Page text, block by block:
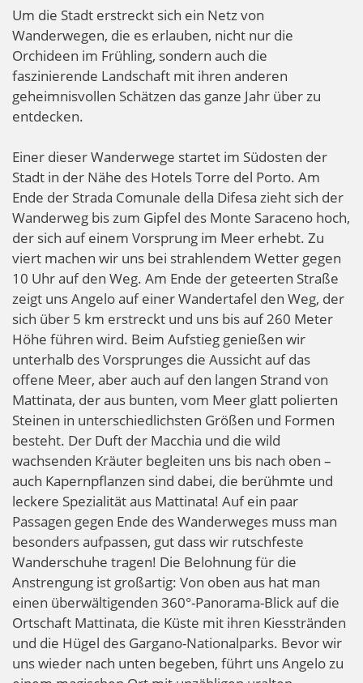
Um die Stadt erstreckt sich ein Netz von
Wanderwegen, die es erlauben, nicht nur die
Orchideen im Frühling, sondern auch die
faszinierende Landschaft mit ihren anderen
geheimnisvollen Schätzen das ganze Jahr über zu
entdecken.
Einer dieser Wanderwege startet im Südosten der
Stadt in der Nähe des Hotels Torre del Porto. Am
Ende der Strada Comunale della Difesa zieht sich der
Wanderweg bis zum Gipfel des Monte Saraceno hoch,
der sich auf einem Vorsprung im Meer erhebt. Zu
viert machen wir uns bei strahlendem Wetter gegen
10 Uhr auf den Weg. Am Ende der geteerten Straße
zeigt uns Angelo auf einer Wandertafel den Weg, der
sich über 5 km erstreckt und uns bis auf 260 Meter
Höhe führen wird. Beim Aufstieg genießen wir
unterhalb des Vorsprunges die Aussicht auf das
offene Meer, aber auch auf den langen Strand von
Mattinata, der aus bunten, vom Meer glatt polierten
Steinen in unterschiedlichsten Größen und Formen
besteht. Der Duft der Macchia und die wild
wachsenden Kräuter begleiten uns bis nach oben –
auch Kapernpflanzen sind dabei, die berühmte und
leckere Spezialität aus Mattinata! Auf ein paar
Passagen gegen Ende des Wanderweges muss man
besonders aufpassen, gut dass wir rutschfeste
Wanderschuhe tragen! Die Belohnung für die
Anstrengung ist großartig: Von oben aus hat man
einen überwältigenden 360°-Panorama-Blick auf die
Ortschaft Mattinata, die Küste mit ihren Kiesstränden
und die Hügel des Gargano-Nationalparks. Bevor wir
uns wieder nach unten begeben, führt uns Angelo zu